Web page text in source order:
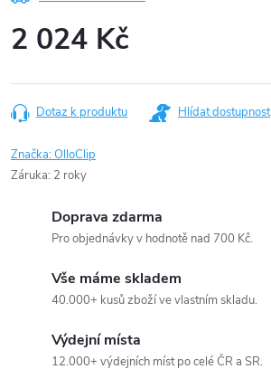
2 024 Kč
cena:
Dotaz k produktu Hlídat dostupnost
Značka:OlloClip
Záruka: 2 roky
Doprava zdarma
Pro objednávky v hodnotě nad 700 Kč.
Vše máme skladem
40.000+ kusů zboží ve vlastním skladu.
Výdejní místa
12.000+ výdejních míst po celé ČR a SR.